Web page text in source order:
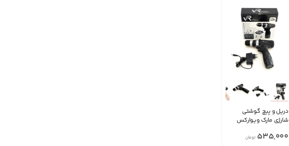
دریل و پیچ گوشتی
شارژی مارک ویوارکس
535,000 تومان